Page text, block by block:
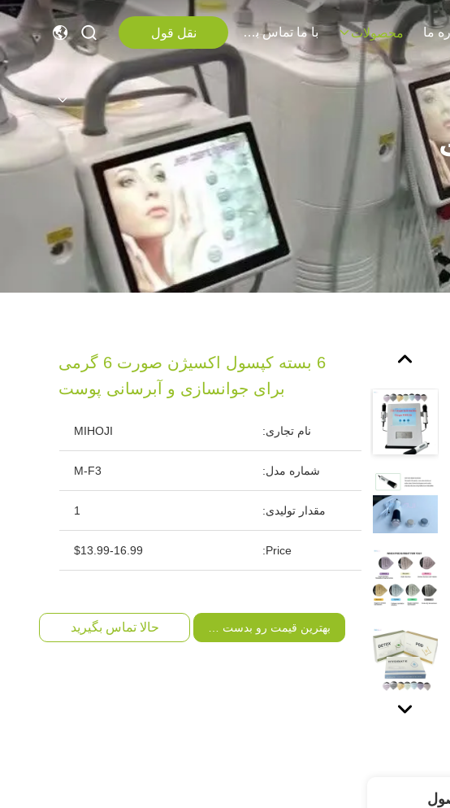
ما محصولات با ما تماس بگیرید نقل قول
6 بسته کپسول اکسیژن صورت 6 گرمی
برای جوانسازی و آبرسانی پوست
نام تجاری: MIHOJI
شماره مدل: M-F3
مقدار تولیدی: 1
Price:
$13.99-16.99
بهترین قیمت رو بدست بیار حالا تماس بگیرید